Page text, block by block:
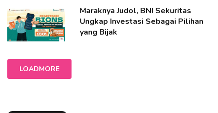
Maraknya Judol, BNI Sekuritas
Ungkap Investasi Sebagai Pilihan
yang Bijak
LOADMORE